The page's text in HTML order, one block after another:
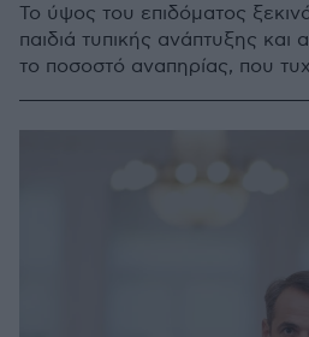
Το ύψος του επιδόματος
παιδιά τυπικής ανάπτυξης και
το ποσοστό αναπηρίας, που